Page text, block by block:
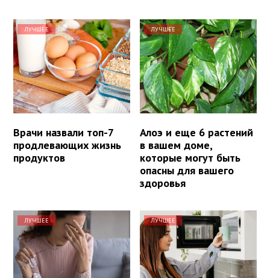
ЛУЧШЕЕ
Врачи назвали топ-7
продлевающих жизнь
продуктов
ЛУЧШЕЕ
Алоэ и еще 6 растений
в вашем доме,
которые могут быть
опасны для вашего
здоровья
ЛУЧШЕЕ ЛУЧШЕЕ